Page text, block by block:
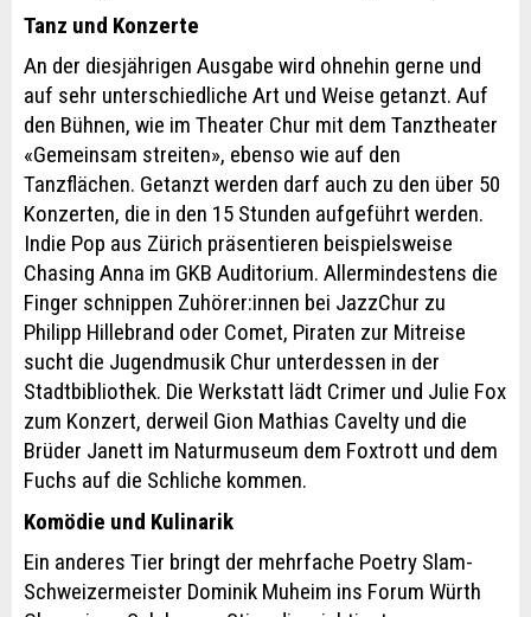
Tanz und Konzerte
An der diesjährigen Ausgabe wird ohnehin gerne und
auf sehr unterschiedliche Art und Weise getanzt. Auf
den Bühnen, wie im Theater Chur mit dem Tanztheater
«Gemeinsam streiten», ebenso wie auf den
Tanzflächen. Getanzt werden darf auch zu den über 50
Konzerten, die in den 15 Stunden aufgeführt werden.
Indie Pop aus Zürich präsentieren beispielsweise
Chasing Anna im GKB Auditorium. Allermindestens die
Finger schnippen Zuhörer:innen bei JazzChur zu
Philipp Hillebrand oder Comet, Piraten zur Mitreise
sucht die Jugendmusik Chur unterdessen in der
Stadtbibliothek. Die Werkstatt lädt Crimer und Julie Fox
zum Konzert, derweil Gion Mathias Cavelty und die
Brüder Janett im Naturmuseum dem Foxtrott und dem
Fuchs auf die Schliche kommen.
Komödie und Kulinarik
Ein anderes Tier bringt der mehrfache Poetry Slam-
Schweizermeister Dominik Muheim ins Forum Würth